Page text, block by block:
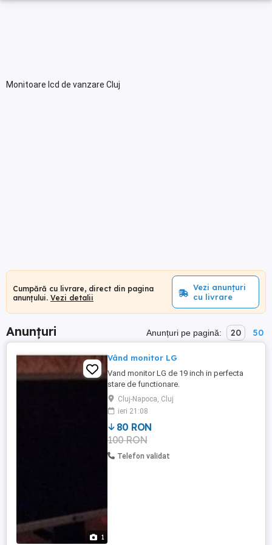
Monitoare lcd de vanzare Cluj
Cumpără cu livrare, direct din pagina
anunțului. Vezi detalii
Vezi anunțuri
cu livrare
Anunțuri Anunțuri pe pagină: 20 50
1
Vând monitor LG
Vand monitor LG de 19 inch in perfecta
stare de functionare.
Cluj-Napoca, Cluj
ieri 21:08
80 RON
100 RON
Telefon validat